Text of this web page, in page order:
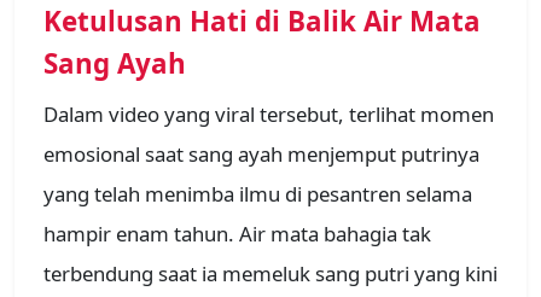
Ketulusan Hati di Balik Air Mata
Sang Ayah
Dalam video yang viral tersebut, terlihat momen
emosional saat sang ayah menjemput putrinya
yang telah menimba ilmu di pesantren selama
hampir enam tahun. Air mata bahagia tak
terbendung saat ia memeluk sang putri yang kini